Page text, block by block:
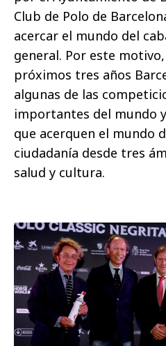
Club de Polo de
acercar el mundo del
general. Por este
próximos tres años
algunas de las
importantes del mundo
que acerquen el mundo
ciudadanía desde tres
salud y cultura.